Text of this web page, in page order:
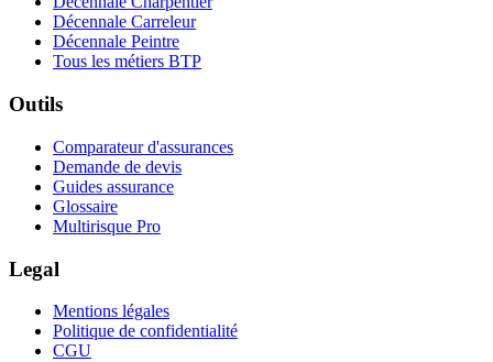
Décennale Carreleur
Décennale Peintre
Tous les métiers BTP
Outils
Comparateur d'assurances
Demande de devis
Guides assurance
Glossaire
Multirisque Pro
Legal
Mentions légales
Politique de confidentialité
CGU